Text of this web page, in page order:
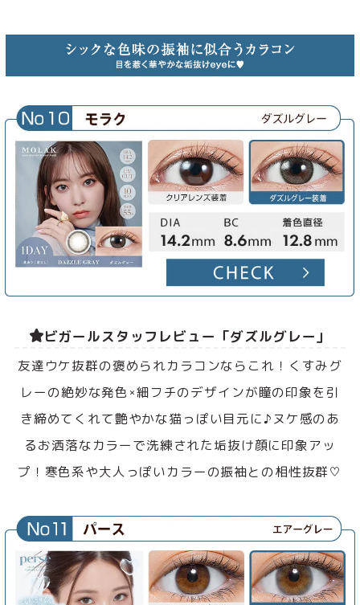
ビガールスタッフレビュー「ダズルグレー」
友達ウケ抜群の褒められカラコンならこれ！くすみグ
レーの絶妙な発色×細フチのデザインが瞳の印象を引
き締めてくれて艶やかな猫っぽい目元に♪ヌケ感のあ
るお洒落なカラーで洗練された垢抜け顔に印象アッ
プ！寒色系や大人っぽいカラーの振袖との相性抜群♡